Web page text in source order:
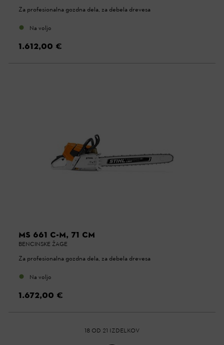
Za profesionalna gozdna dela, za debela drevesa
Na voljo
1.612,00 €
MS 661 C-M, 71 CM
BENCINSKE ŽAGE
Za profesionalna gozdna dela, za debela drevesa
Na voljo
1.672,00 €
18 OD 21 IZDELKOV